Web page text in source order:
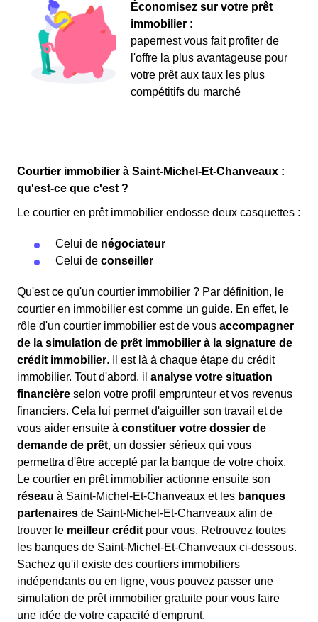
Économisez sur votre prêt
immobilier :
papernest vous fait profiter de
l'offre la plus avantageuse pour
votre prêt aux taux les plus
compétitifs du marché
Courtier immobilier à Saint-Michel-Et-Chanveaux :
qu'est-ce que c'est ?
Le courtier en prêt immobilier endosse deux casquettes :
Celui de négociateur
Celui de conseiller
Qu'est ce qu'un courtier immobilier ? Par définition, le
courtier en immobilier est comme un guide. En effet, le
rôle d'un courtier immobilier est de vous accompagner
de la simulation de prêt immobilier à la signature de
crédit immobilier. Il est là à chaque étape du crédit
immobilier. Tout d'abord, il analyse votre situation
financière selon votre profil emprunteur et vos revenus
financiers. Cela lui permet d'aiguiller son travail et de
vous aider ensuite à constituer votre dossier de
demande de prêt, un dossier sérieux qui vous
permettra d'être accepté par la banque de votre choix.
Le courtier en prêt immobilier actionne ensuite son
réseau à Saint-Michel-Et-Chanveaux et les banques
partenaires de Saint-Michel-Et-Chanveaux afin de
trouver le meilleur crédit pour vous. Retrouvez toutes
les banques de Saint-Michel-Et-Chanveaux ci-dessous.
Sachez qu'il existe des courtiers immobiliers
indépendants ou en ligne, vous pouvez passer une
simulation de prêt immobilier gratuite pour vous faire
une idée de votre capacité d'emprunt.